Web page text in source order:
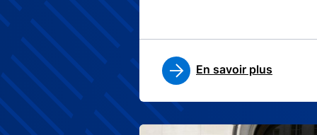
En savoir plus